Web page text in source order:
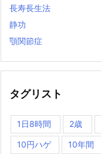
長寿長生法
静功
顎関節症
タグリスト
1日8時間 2歳
10円ハゲ 10年間